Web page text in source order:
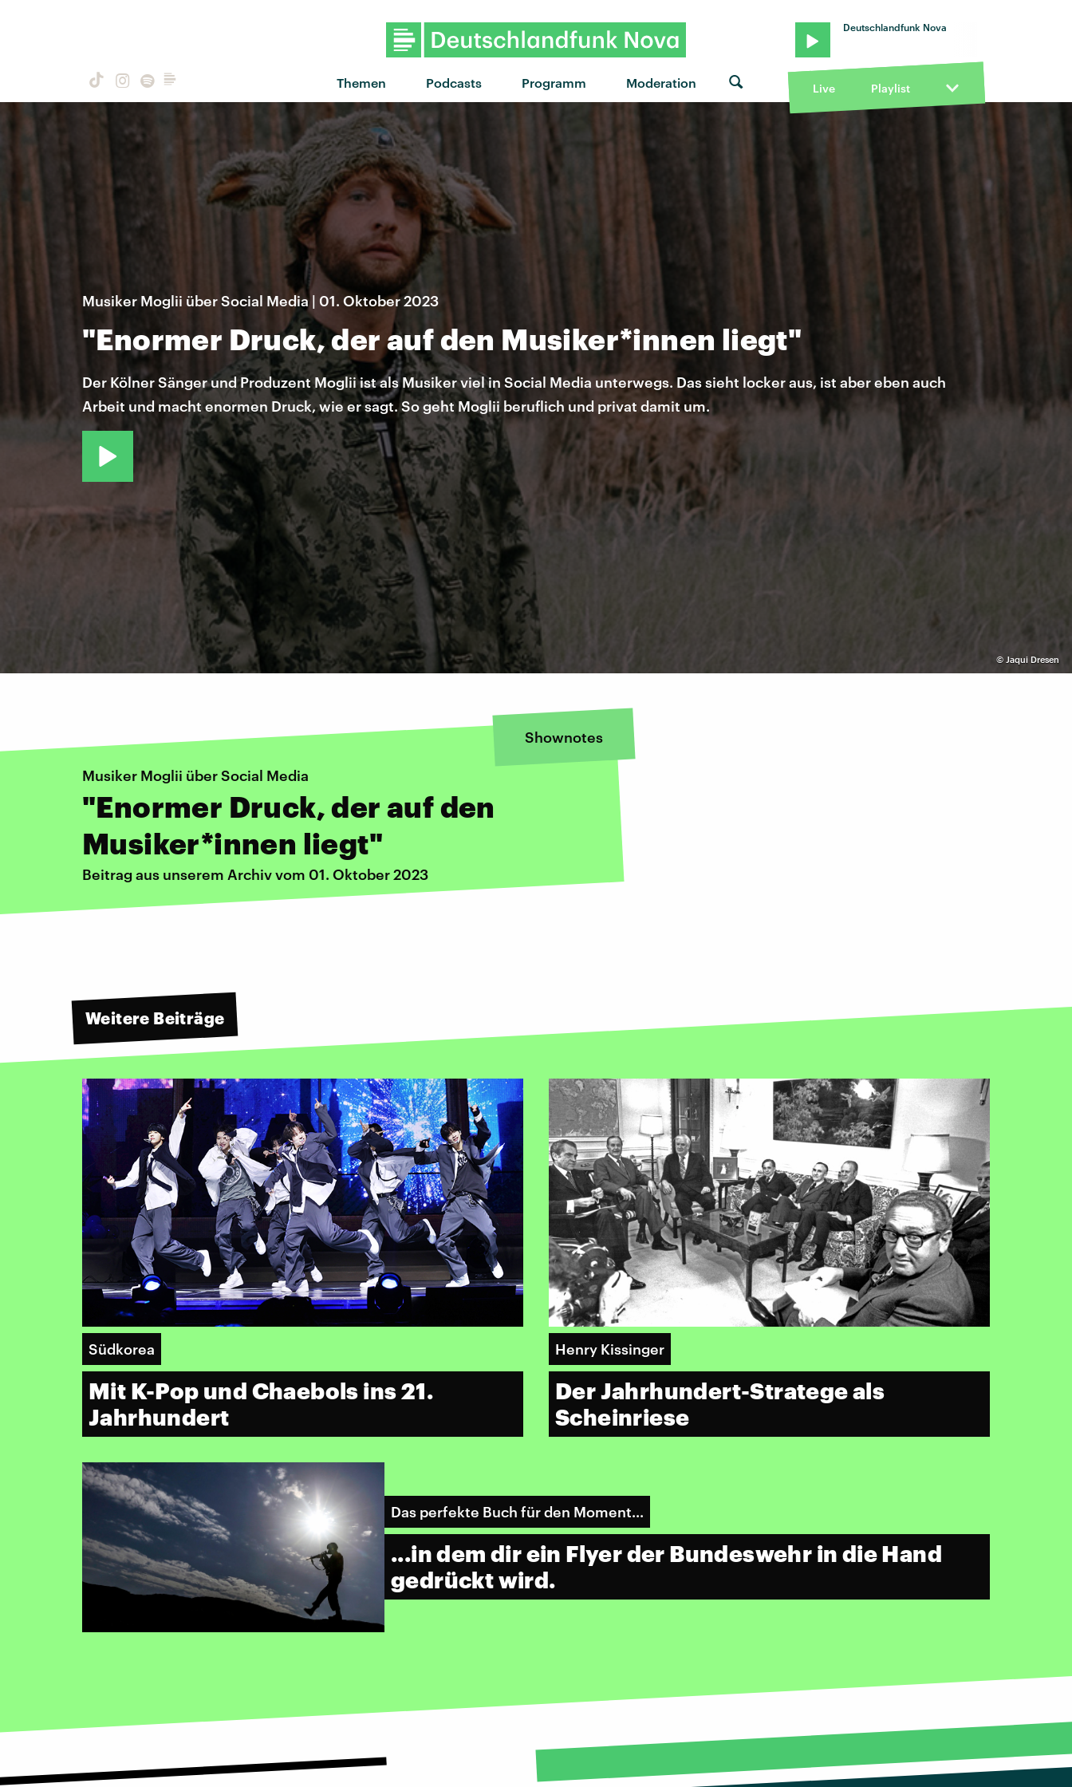
Themen Podcasts Programm Moderation
Deutschlandfunk Nova
"Dare" von Gorillaz feat. Shaun Ryder · "Dare" von Gorillaz feat. Shaun Ryder · "Dare" von
Live Playlist
© Jaqui Dresen
Musiker Moglii über Social Media | 01. Oktober 2023
"Enormer Druck, der auf den Musiker*innen liegt"
Der Kölner Sänger und Produzent Moglii ist als Musiker viel in Social Media unterwegs. Das sieht locker aus, ist aber eben auch
Arbeit und macht enormen Druck, wie er sagt. So geht Moglii beruflich und privat damit um.
Shownotes
Musiker Moglii über Social Media
"Enormer Druck, der auf den
Musiker*innen liegt"
Beitrag aus unserem Archiv vom 01. Oktober 2023
Weitere Beiträge
Südkorea
Mit K-Pop und Chaebols ins 21.
Jahrhundert
Henry Kissinger
Der Jahrhundert-Stratege als
Scheinriese
Das perfekte Buch für den Moment...
...in dem dir ein Flyer der Bundeswehr in die Hand
gedrückt wird.